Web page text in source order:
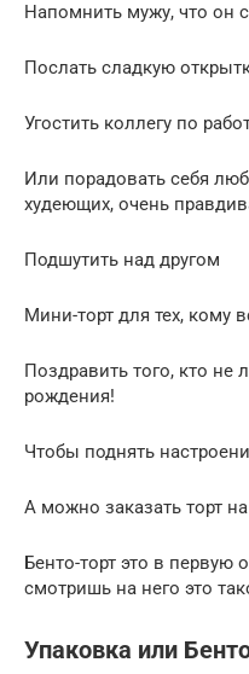
Напомнить мужу, что
Послать сладкую
Угостить коллегу по
Или порадовать себя
худеющих, очень
Подшутить над другом
Мини-торт для тех, кому
Поздравить того, кто не
рождения!
Чтобы поднять
А можно заказать торт
Бенто-торт это в первую
смотришь на него это
Упаковка или